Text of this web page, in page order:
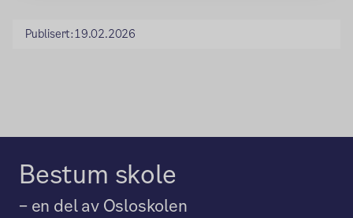
Publisert:19.02.2026
Bestum skole
– en del av Osloskolen